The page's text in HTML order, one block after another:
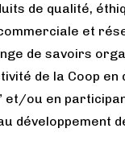
de qualité,
et
de savoirs
de la Coop
et/ou en
développement